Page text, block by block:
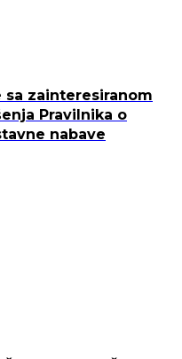
zainteresiranom
Pravilnika o
nabave